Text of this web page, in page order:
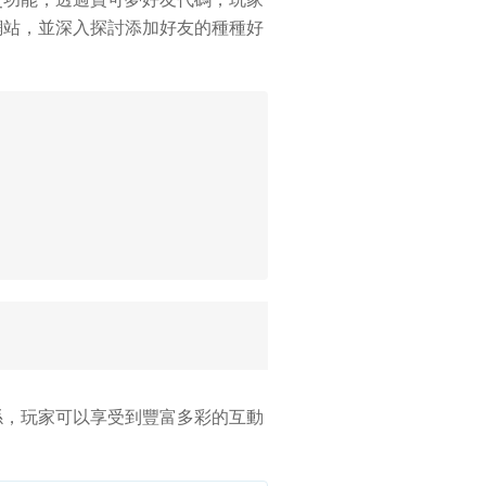
，並深入探討添加好友的種種好
玩家可以享受到豐富多彩的互動